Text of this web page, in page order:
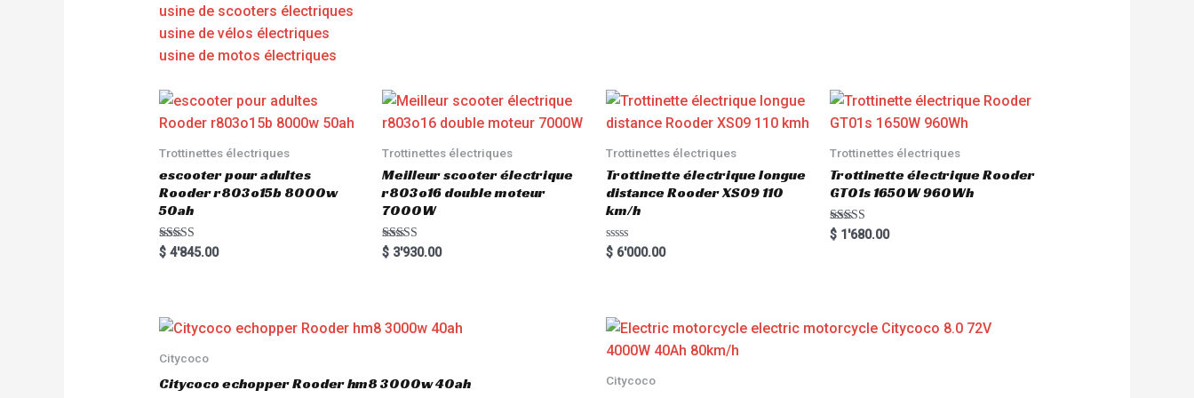
usine de scooters électriques
usine de vélos électriques
usine de motos électriques
Trottinettes électriques
escooter pour adultes
Rooder r803o15b 8000w
50ah
Rated
5.00
$4'845.00
Trottinettes électriques
Meilleur scooter électrique
r803o16 double moteur
7000W
Rated
5.00
$ 3'930.00
Trottinettes électriques
Trottinette électrique longue
distance Rooder XS09 110
km/h
R
a
o
u
o
5
$ 6'000.00
Trottinettes électriques
Trottinette électrique Rooder
GT01s 1650W 960Wh
Rated
5.00
$1'680.00
Citycoco
Citycoco echopper Rooder hm8 3000w 40ah Citycoco